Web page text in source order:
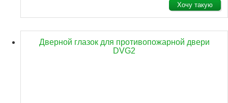
Хочу такую
Дверной глазок для противопожарной двери
DVG2